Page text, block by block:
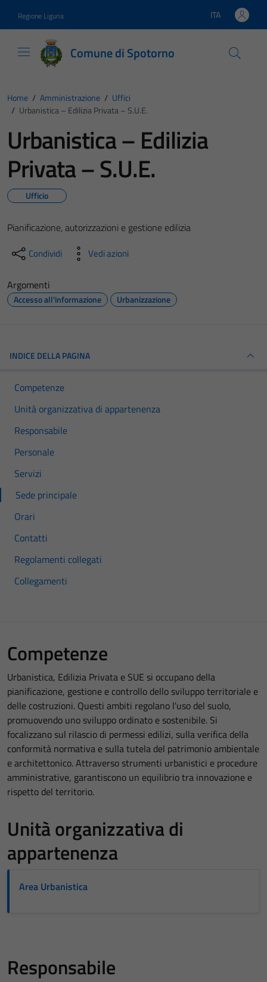
Regione Liguria Lingua attiva:
ITA
Comune di Spotorno
Home / Amministrazione / Uffici
/ Urbanistica – Edilizia Privata – S.U.E.
Urbanistica – Edilizia
Privata – S.U.E.
Ufficio
Pianificazione, autorizzazioni e gestione edilizia
Condividi Vedi azioni
Argomenti
Accesso all'informazione Urbanizzazione
INDICE DELLA PAGINA
Competenze
Unità organizzativa di appartenenza
Responsabile
Personale
Servizi
Sede principale
Orari
Contatti
Regolamenti collegati
Collegamenti
Competenze
Urbanistica, Edilizia Privata e SUE si occupano della
pianificazione, gestione e controllo dello sviluppo territoriale e
delle costruzioni. Questi ambiti regolano l'uso del suolo,
promuovendo uno sviluppo ordinato e sostenibile. Si
focalizzano sul rilascio di permessi edilizi, sulla verifica della
conformità normativa e sulla tutela del patrimonio ambientale
e architettonico. Attraverso strumenti urbanistici e procedure
amministrative, garantiscono un equilibrio tra innovazione e
rispetto del territorio.
Unità organizzativa di
appartenenza
Area Urbanistica
Responsabile